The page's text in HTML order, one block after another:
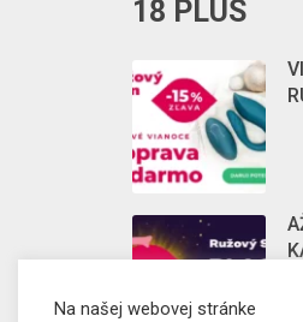
18 PLUS
Na našej webovej stránke